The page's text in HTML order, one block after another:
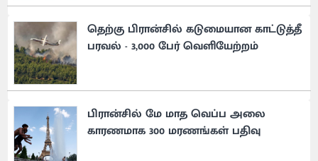
தெற்கு பிரான்சில் கடுமையான காட்டுத்தீ
பரவல் - 3,000 பேர் வெளியேற்றம்
பிரான்சில் மே மாத வெப்ப அலை
காரணமாக 300 மரணங்கள் பதிவு